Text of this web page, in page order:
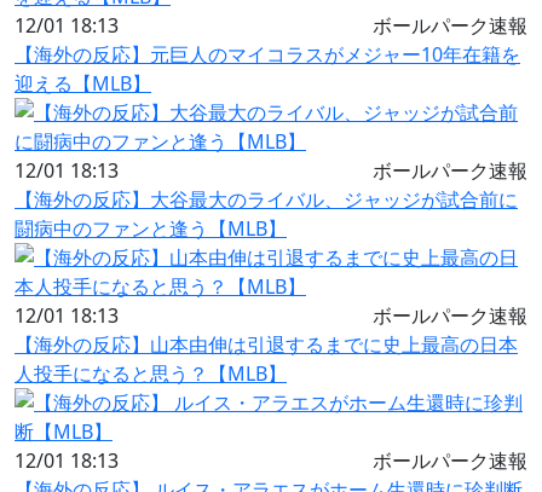
12/01 18:13
ボールパーク速報
【海外の反応】元巨人のマイコラスがメジャー10年在籍を
迎える【MLB】
12/01 18:13
ボールパーク速報
【海外の反応】大谷最大のライバル、ジャッジが試合前に
闘病中のファンと逢う【MLB】
12/01 18:13
ボールパーク速報
【海外の反応】山本由伸は引退するまでに史上最高の日本
人投手になると思う？【MLB】
12/01 18:13
ボールパーク速報